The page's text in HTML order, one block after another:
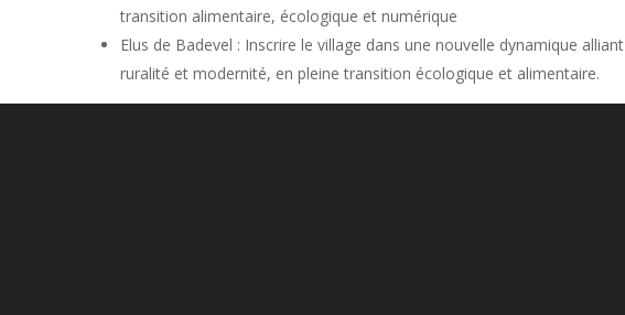
transition alimentaire, écologique et numérique
Elus de Badevel : Inscrire le village dans une nouvelle dynamique alliant
ruralité et modernité, en pleine transition écologique et alimentaire.